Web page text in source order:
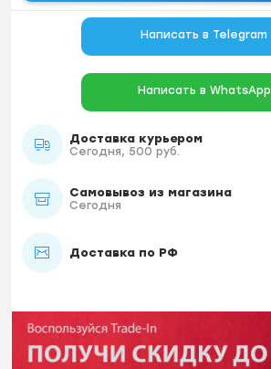
Написать в Telegram
Написать в WhatsApp
Доставка курьером
Сегодня, 500 руб.
Самовывоз из магазина
Сегодня
Доставка по РФ